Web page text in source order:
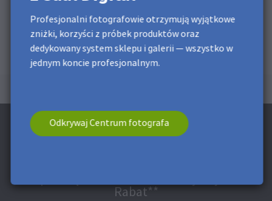
Profesjonalni fotografowie otrzymują wyjątkowe
zniżki, korzyści z próbek produktów oraz
dedykowany system sklepu i galerii — wszystko w
jednym koncie profesjonalnym.
Odkrywaj Centrum fotografa
Rabat**